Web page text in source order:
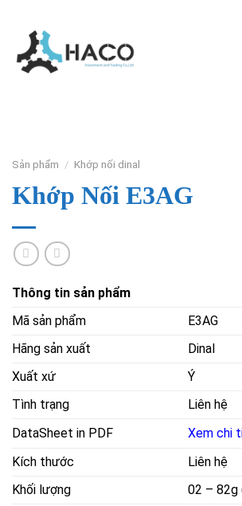
content
Sản phẩm / Khớp nối dinal
Khớp Nối E3AG
Thông tin sản phẩm
Mã sản phẩm
E3AG
Hãng sản xuất
Dinal
Xuất xứ
Ý
Tình trạng
Liên hệ
DataSheet in PDF
Xem chi
Kích thước
Liên hệ
Khối lượng
02 – 82g